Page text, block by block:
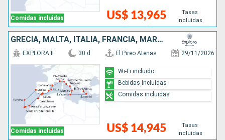
Comidas incluidas US$ 13,965
Tasas
incluidas
GRECIA, MALTA, ITALIA, FRANCIA, MARRUECOS, PORTUGAL, ESPAÑA
Comidas incluidas
EXPLORA II 30 d El Pireo Atenas 29/11/2026
US$ 14,945
Tasas
incluidas
Wi-Fi incluido
Bebidas Incluidas
Comidas incluidas